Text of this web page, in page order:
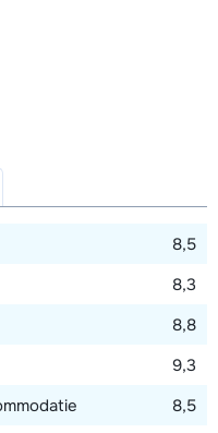
deels beperkte
8,5
8,3
8,8
9,3
8,5